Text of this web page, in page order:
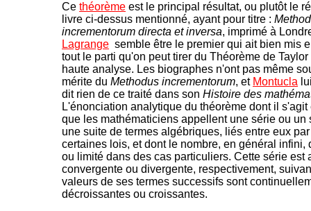
Ce théorème est le principal résultat, ou plutôt le
livre ci-dessus mentionné, ayant pour titre :
incrementorum directa et inversa, imprimé à
Lagrange semble être le premier qui ait bien mis
tout le parti qu'on peut tirer du Théorème de
haute analyse. Les biographes n'ont pas même
mérite du Methodus incrementorum, et Montucla
dit rien de ce traité dans son Histoire des
L'énonciation analytique du théorème dont il s'agit
que les mathématiciens appellent une série ou un
une suite de termes algébriques, liés entre eux
certaines lois, et dont le nombre, en général infini,
ou limité dans des cas particuliers. Cette série est
convergente ou divergente, respectivement,
valeurs de ses termes successifs sont
décroissantes ou croissantes.